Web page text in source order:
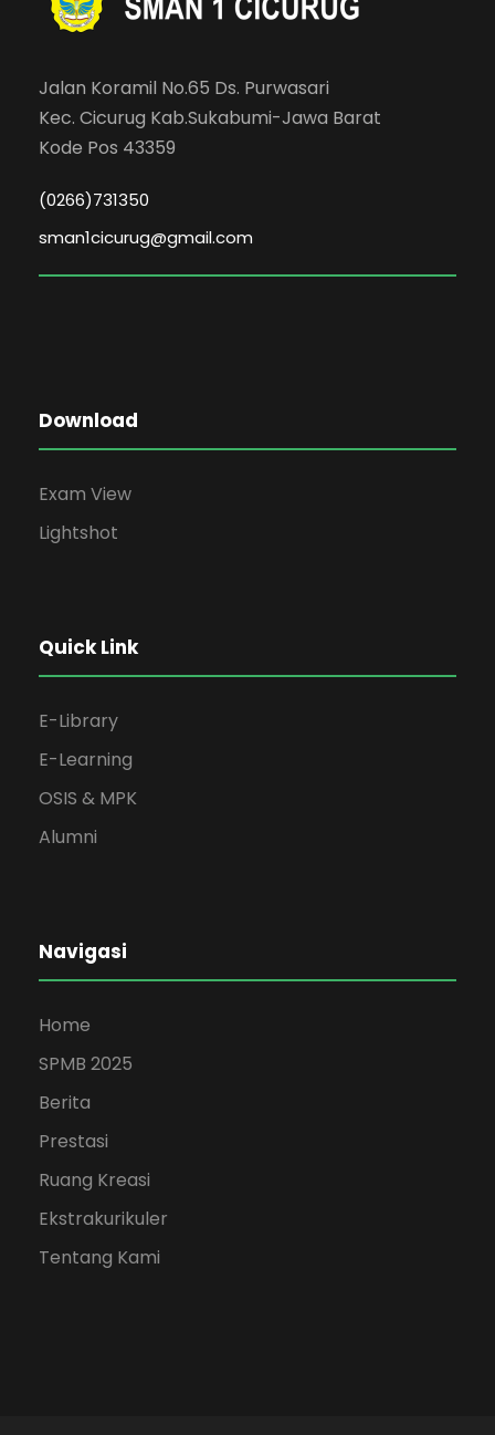
Jalan Koramil No.65 Ds. Purwasari
Kec. Cicurug Kab.Sukabumi-Jawa Barat
Kode Pos 43359
(0266)731350
sman1cicurug@gmail.com
Download
Exam View
Lightshot
Quick Link
E-Library
E-Learning
OSIS & MPK
Alumni
Navigasi
Home
SPMB 2025
Berita
Prestasi
Ruang Kreasi
Ekstrakurikuler
Tentang Kami